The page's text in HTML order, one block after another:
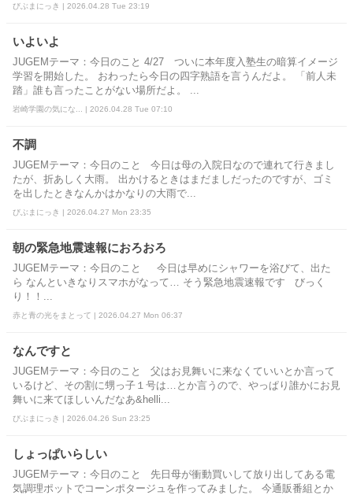
びぶまにっき | 2026.04.28 Tue 23:19
いよいよ
JUGEMテーマ：今日のこと 4/27 ついに本年度入塾生の暗算イメージ
学習を開始した。 おわったら今日の四字熟語を言うんだよ。 「前人未
踏」誰も言ったことがない場所だよ。 ...
岩崎学園の気にな... | 2026.04.28 Tue 07:10
不調
JUGEMテーマ：今日のこと 今日は母の入院日なので連れて行きまし
たが、折あしく大雨。 出かけるときはまだましだったのですが、ゴミ
を出したときなんかはかなりの大雨で...
びぶまにっき | 2026.04.27 Mon 23:35
朝の緊急地震速報におろおろ
JUGEMテーマ：今日のこと 今日は早めにシャワーを浴びて、出た
ら なんといきなりスマホがなって… そう緊急地震速報です びっく
り！！...
赤と青の光をまとって | 2026.04.27 Mon 06:37
なんですと
JUGEMテーマ：今日のこと 父はお見舞いに来なくていいとか言って
いるけど、その割に甥っ子１号は…とか言うので、やっぱり誰かにお見
舞いに来てほしいんだなあ&helli...
びぶまにっき | 2026.04.26 Sun 23:25
しょっぱいらしい
JUGEMテーマ：今日のこと 先日母が衝動買いして放り出してある電
気調理ポットでコーンポタージュを作ってみました。 今通販番組とか